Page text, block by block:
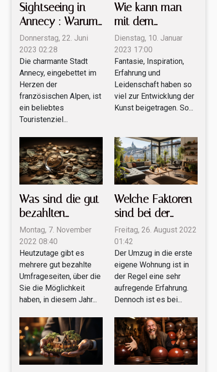
Sightseeing in
Annecy : Warum
ist es wichtig, Ihr
Flugticket zu
buchen ?
Donnerstag, 22. Juni
2023 02:28
Die charmante Stadt
Annecy, eingebettet im
Herzen der
französischen Alpen, ist
ein beliebtes
Touristenziel...
Wie kann man
mit dem
Epoxydharztisch
aus Holz Luxus
herstellen ?
Dienstag, 10. Januar
2023 17:00
Fantasie, Inspiration,
Erfahrung und
Leidenschaft haben so
viel zur Entwicklung der
Kunst beigetragen. So...
Was sind die gut
bezahlten
Umfrageseiten in
diesem Jahr?
Montag, 7. November
2022 08:40
Heutzutage gibt es
mehrere gut bezahlte
Umfrageseiten, über die
Sie die Möglichkeit
haben, in diesem Jahr...
Welche Faktoren
sind bei der
Anmietung einer
Wohnung in der
Schweiz zu
beachten?
Freitag, 26. August 2022
01:42
Der Umzug in die erste
eigene Wohnung ist in
der Regel eine sehr
aufregende Erfahrung.
Dennoch ist es bei...